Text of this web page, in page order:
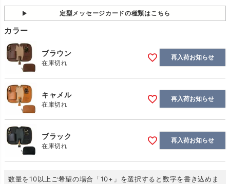
定型メッセージカードの種類はこちら
カラー
ブラウン
在庫切れ
再入荷お知らせ
キャメル
在庫切れ
再入荷お知らせ
ブラック
在庫切れ
再入荷お知らせ
数量を10以上ご希望の場合「10+」を選択すると数字を書き込めま